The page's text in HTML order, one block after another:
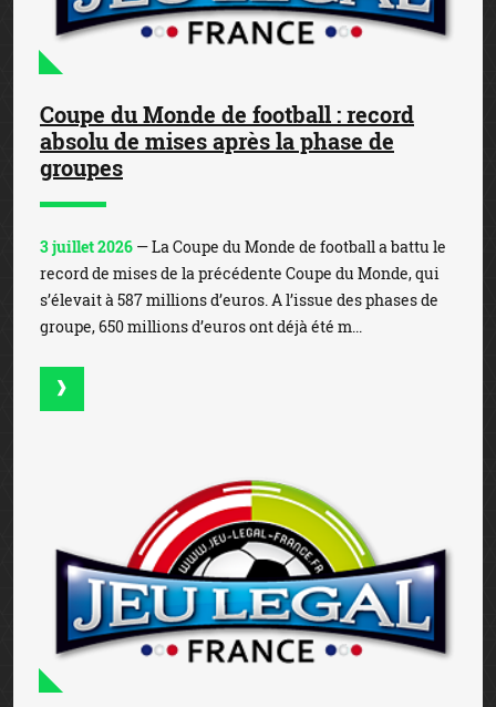
Coupe du Monde de football : record
absolu de mises après la phase de
groupes
3 juillet 2026 — La Coupe du Monde de football a battu le
record de mises de la précédente Coupe du Monde, qui
s’élevait à 587 millions d’euros. A l’issue des phases de
groupe, 650 millions d’euros ont déjà été m...